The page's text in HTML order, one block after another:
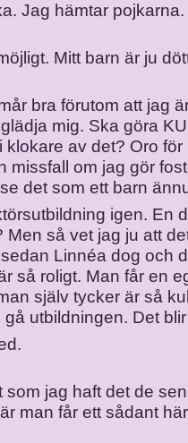
Jag hämtar
Mitt barn är ju
bra förutom att jag
mig. Ska göra
klokare av det? Oro för
missfall om jag gör
det som ett barn
igen. En
så vet jag ju att
Linnéa dog och
så roligt. Man får en
själv tycker är så
utbildningen. Det
som jag haft det de
man får ett sådant